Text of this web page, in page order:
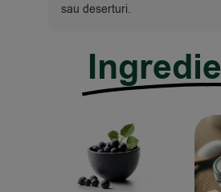
sau deserturi.